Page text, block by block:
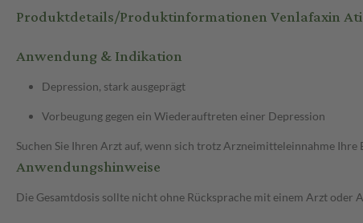
Produktdetails/Produktinformationen Venlafaxin
Anwendung & Indikation
Depression, stark ausgeprägt
Vorbeugung gegen ein Wiederauftreten einer Depression
Suchen Sie Ihren Arzt auf, wenn sich trotz Arzneimitteleinnahme
Anwendungshinweise
Die Gesamtdosis sollte nicht ohne Rücksprache mit einem Arzt oder